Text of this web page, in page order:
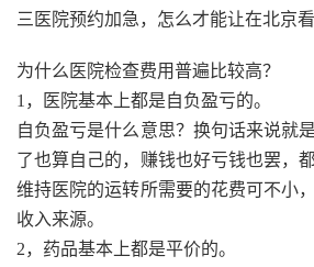
三医院预约加急，怎么才能让在北京看
为什么医院检查费用普遍比较高？
1，医院基本上都是自负盈亏的。
自负盈亏是什么意思？换句话来说就
了也算自己的，赚钱也好亏钱也罢，
维持医院的运转所需要的花费可不小
收入来源。
2，药品基本上都是平价的。